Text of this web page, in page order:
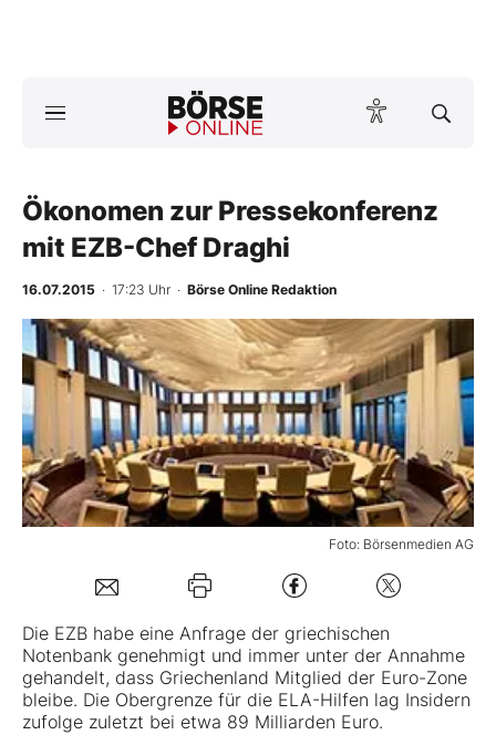
Anlageprodukte
Finanz-Check
Abo & Shop
BO-Musterdepots
Experten
Mein B:O
Folgen Sie uns
Kontakt
Ökonomen zur Pressekonferenz
mit EZB-Chef Draghi
16.07.2015 · 17:23 Uhr · Börse Online Redaktion
Foto: Börsenmedien AG
Die EZB habe eine Anfrage der griechischen
Notenbank genehmigt und immer unter der Annahme
gehandelt, dass Griechenland Mitglied der Euro-Zone
bleibe. Die Obergrenze für die ELA-Hilfen lag Insidern
zufolge zuletzt bei etwa 89 Milliarden Euro.